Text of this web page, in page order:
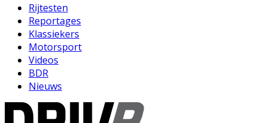
Rijtesten
Reportages
Klassiekers
Motorsport
Videos
BDR
Nieuws